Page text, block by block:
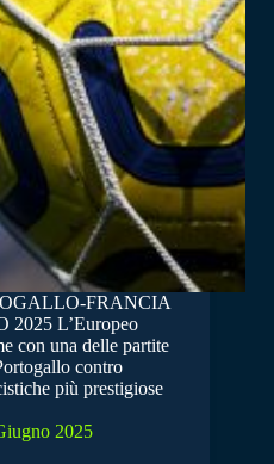
FRANCIA
2025 L’Europeo
con una delle partite
contro
più prestigiose
2025